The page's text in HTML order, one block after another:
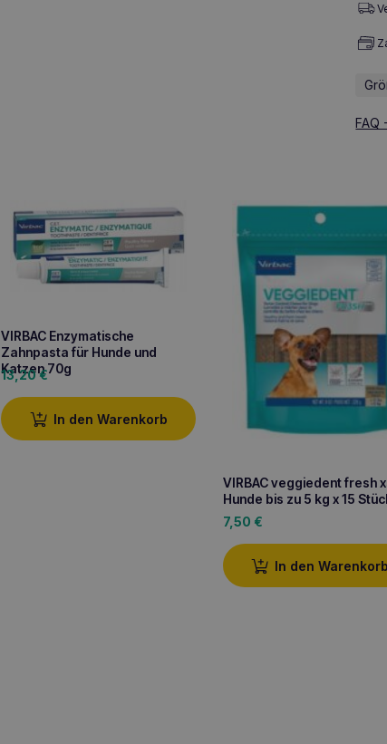
FAQ
VIRBAC Enzymatische
Zahnpasta für Hunde und
Katzen 70g
13,20€
In den Warenkorb
VIRBAC veggiedent fresh
Hunde bis zu 5 kg x 15
7,50 €
In den Warenkorb